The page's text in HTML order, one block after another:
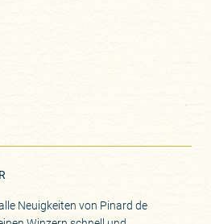
Neuigkeiten von Pinard de